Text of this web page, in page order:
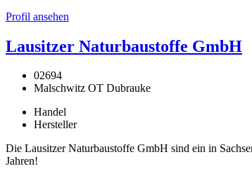
Profil ansehen
Lausitzer Naturbaustoffe GmbH
02694
Malschwitz OT Dubrauke
Handel
Hersteller
Die Lausitzer Naturbaustoffe GmbH sind ein in
Jahren!